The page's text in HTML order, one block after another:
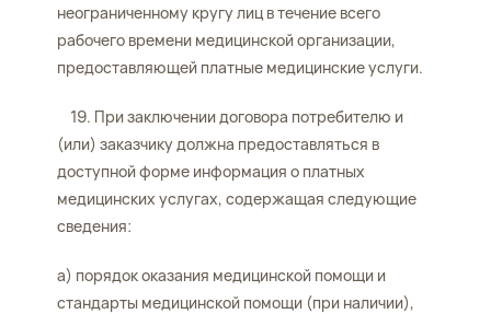
неограниченному кругу лиц в течение всего
рабочего времени медицинской организации,
предоставляющей платные медицинские услуги.
19. При заключении договора потребителю и
(или) заказчику должна предоставляться в
доступной форме информация о платных
медицинских услугах, содержащая следующие
сведения:
а) порядок оказания медицинской помощи и
стандарты медицинской помощи (при наличии),